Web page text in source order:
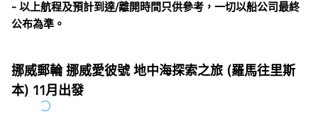
- 以上航程及預計到達/離開時間只供參考，一切以船公司最終
公布為準。
挪威郵輪 挪威愛彼號 地中海探索之旅 (羅馬往里斯
本) 11月出發